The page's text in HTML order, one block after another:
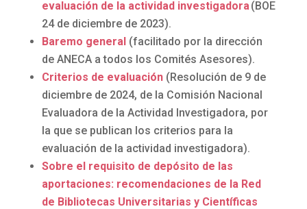
evaluación de la actividad investigadora(BOE
24 de diciembre de 2023).
Baremo general(facilitado por la dirección
de ANECA a todos los Comités Asesores).
Criterios de evaluación(Resolución de 9 de
diciembre de 2024, de la Comisión Nacional
Evaluadora de la Actividad Investigadora, por
la que se publican los criterios para la
evaluación de la actividad investigadora).
Sobre el requisito de depósito de las
aportaciones: recomendaciones de la Red
de Bibliotecas Universitarias y Científicas